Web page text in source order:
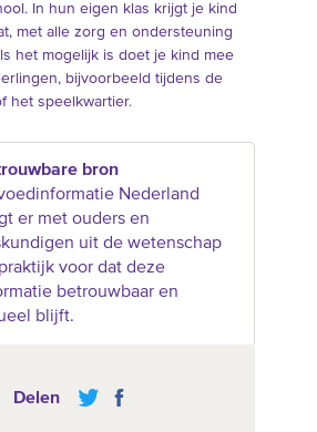
In hun eigen klas krijgt je kind
met alle zorg en ondersteuning
het mogelijk is doet je kind mee
bijvoorbeeld tijdens de
het speelkwartier.
bron
Nederland
er met ouders en
uit de wetenschap
voor dat deze
betrouwbaar en
blijft.
Delen